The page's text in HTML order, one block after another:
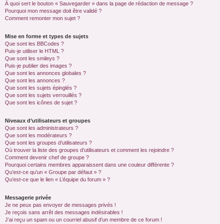
À quoi sert le bouton « Sauvegarder » dans la page de rédaction de message ?
Pourquoi mon message doit être validé ?
Comment remonter mon sujet ?
Mise en forme et types de sujets
Que sont les BBCodes ?
Puis-je utiliser le HTML ?
Que sont les smileys ?
Puis-je publier des images ?
Que sont les annonces globales ?
Que sont les annonces ?
Que sont les sujets épinglés ?
Que sont les sujets verrouillés ?
Que sont les icônes de sujet ?
Niveaux d’utilisateurs et groupes
Que sont les administrateurs ?
Que sont les modérateurs ?
Que sont les groupes d’utilisateurs ?
Où trouver la liste des groupes d’utilisateurs et comment les rejoindre ?
Comment devenir chef de groupe ?
Pourquoi certains membres apparaissent dans une couleur différente ?
Qu’est-ce qu’un « Groupe par défaut » ?
Qu’est-ce que le lien « L’équipe du forum » ?
Messagerie privée
Je ne peux pas envoyer de messages privés !
Je reçois sans arrêt des messages indésirables !
J’ai reçu un spam ou un courriel abusif d’un membre de ce forum !